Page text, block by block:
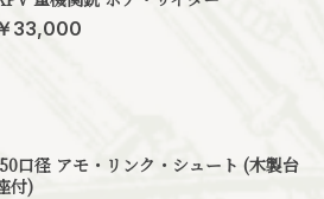
33,000
口径 アモ・リンク・シュート (木製台
付)